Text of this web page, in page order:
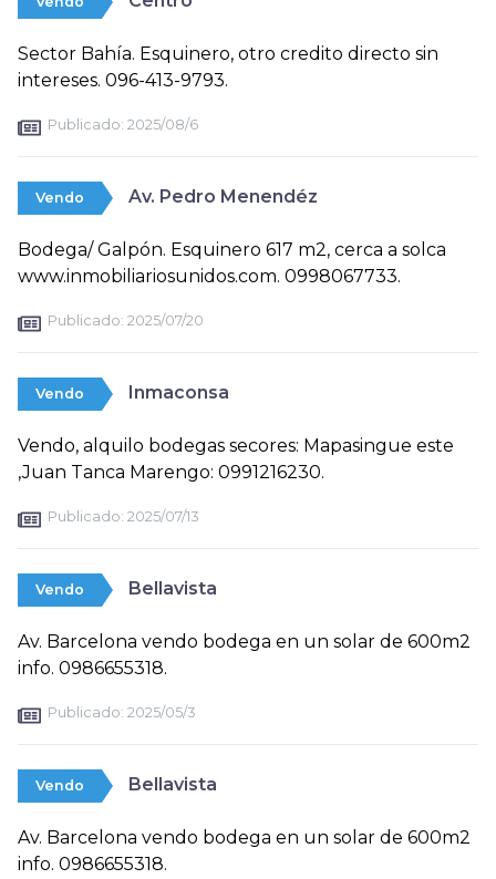
Sector Bahía. Esquinero, otro credito directo sin
intereses. 096-413-9793.
Publicado: 2025/08/6
Vendo Av. Pedro Menendéz
Bodega/ Galpón. Esquinero 617 m2, cerca a solca
www.inmobiliariosunidos.com. 0998067733.
Publicado: 2025/07/20
Vendo Inmaconsa
Vendo, alquilo bodegas secores: Mapasingue este
,Juan Tanca Marengo: 0991216230.
Publicado: 2025/07/13
Vendo Bellavista
Av. Barcelona vendo bodega en un solar de 600m2
info. 0986655318.
Publicado: 2025/05/3
Vendo Bellavista
Av. Barcelona vendo bodega en un solar de 600m2
info. 0986655318.